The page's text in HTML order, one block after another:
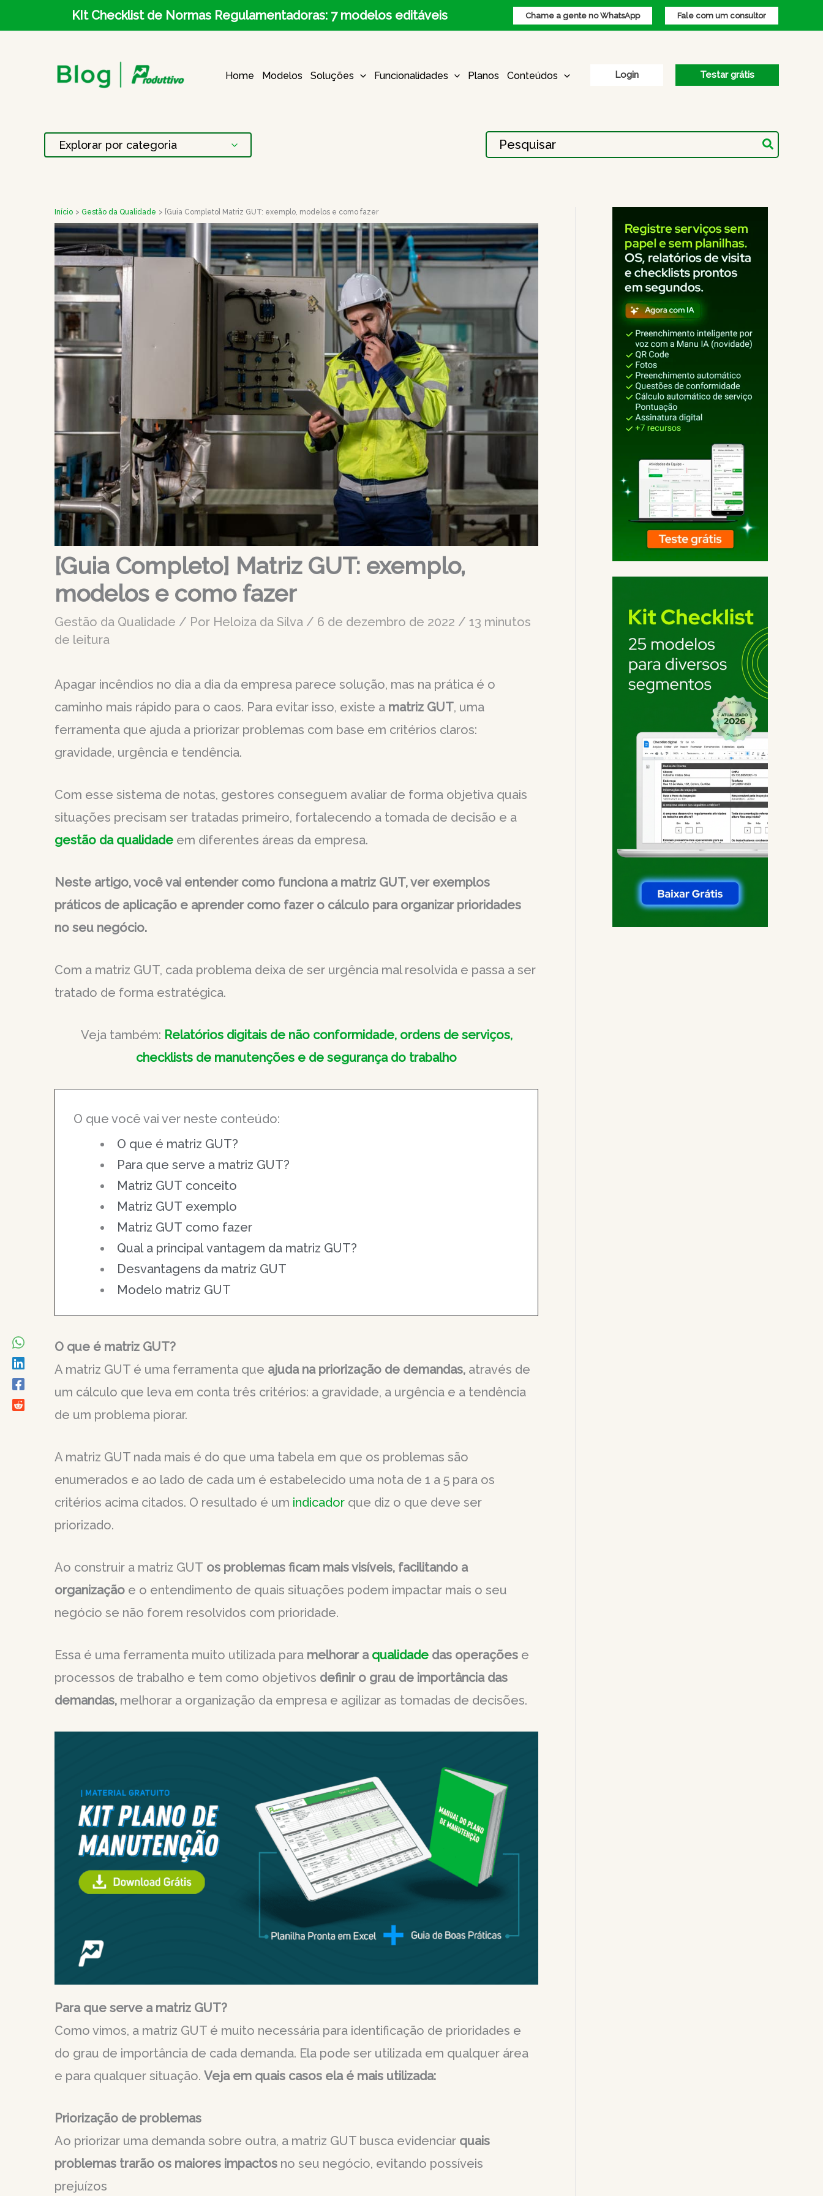
para
KIt Checklist de Normas Regulamentadoras: 7 modelos editáveis Chame a gente no WhatsApp Fale com um consultor
Home Modelos Soluções Funcionalidades Planos Conteúdos Login Testar grátis
Procurar:
Início Gestão da Qualidade [Guia Completo] Matriz GUT: exemplo, modelos e como fazer
[Guia Completo] Matriz GUT: exemplo,
modelos e como fazer
Gestão da Qualidade / Por Heloiza da Silva / 6 de dezembro de 2022 / 13 minutos
de leitura
Apagar incêndios no dia a dia da empresa parece solução, mas na prática é o
caminho mais rápido para o caos. Para evitar isso, existe a matriz GUT, uma
ferramenta que ajuda a priorizar problemas com base em critérios claros:
gravidade, urgência e tendência.
Com esse sistema de notas, gestores conseguem avaliar de forma objetiva quais
situações precisam ser tratadas primeiro, fortalecendo a tomada de decisão e a
gestão da qualidade em diferentes áreas da empresa.
Neste artigo, você vai entender como funciona a matriz GUT, ver exemplos
práticos de aplicação e aprender como fazer o cálculo para organizar prioridades
no seu negócio.
Com a matriz GUT, cada problema deixa de ser urgência mal resolvida e passa a ser
tratado de forma estratégica.
Veja também: Relatórios digitais de não conformidade, ordens de serviços,
checklists de manutenções e de segurança do trabalho
O que você vai ver neste conteúdo:
O que é matriz GUT?
Para que serve a matriz GUT?
Matriz GUT conceito
Matriz GUT exemplo
Matriz GUT como fazer
Qual a principal vantagem da matriz GUT?
Desvantagens da matriz GUT
Modelo matriz GUT
O que é matriz GUT?
A matriz GUT é uma ferramenta que ajuda na priorização de demandas, através de
um cálculo que leva em conta três critérios: a gravidade, a urgência e a tendência
de um problema piorar.
A matriz GUT nada mais é do que uma tabela em que os problemas são
enumerados e ao lado de cada um é estabelecido uma nota de 1 a 5 para os
critérios acima citados. O resultado é um indicador que diz o que deve ser
priorizado.
Ao construir a matriz GUT os problemas ficam mais visíveis, facilitando a
organização e o entendimento de quais situações podem impactar mais o seu
negócio se não forem resolvidos com prioridade.
Essa é uma ferramenta muito utilizada para melhorar a qualidade das operações e
processos de trabalho e tem como objetivos definir o grau de importância das
demandas, melhorar a organização da empresa e agilizar as tomadas de decisões.
Para que serve a matriz GUT?
Como vimos, a matriz GUT é muito necessária para identificação de prioridades e
do grau de importância de cada demanda. Ela pode ser utilizada em qualquer área
e para qualquer situação. Veja em quais casos ela é mais utilizada:
Priorização de problemas
Ao priorizar uma demanda sobre outra, a matriz GUT busca evidenciar quais
problemas trarão os maiores impactos no seu negócio, evitando possíveis
prejuízos